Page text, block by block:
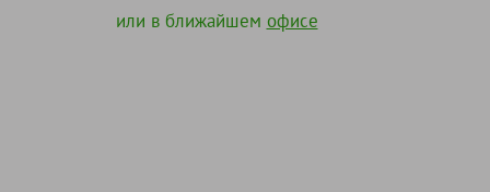
или в ближайшем офисе